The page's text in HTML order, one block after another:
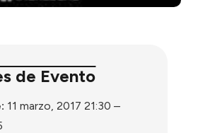
de Evento
11 marzo, 2017 21:30 –